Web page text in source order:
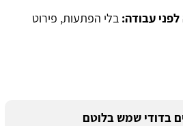
עבודה: בלי הפתעות, פירוט
בדודי שמש בלוטם